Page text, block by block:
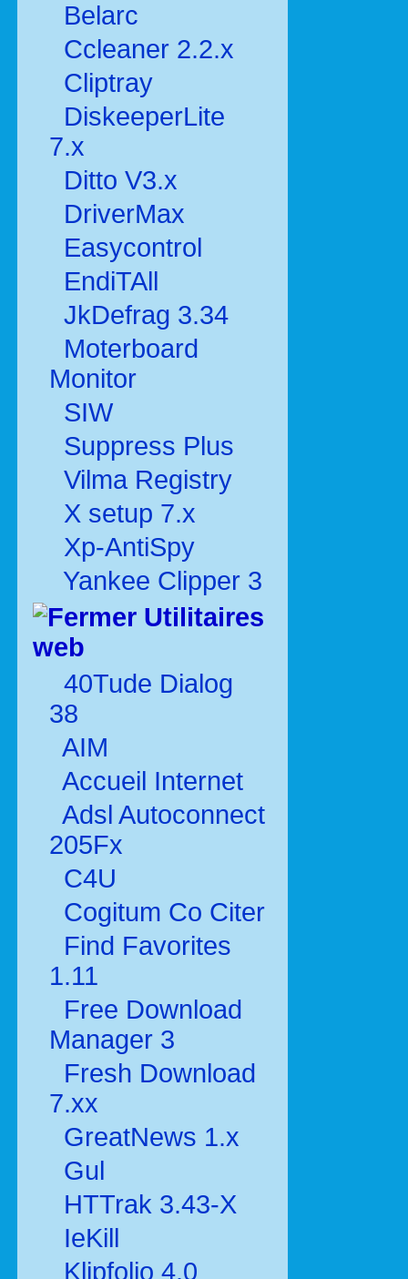
Belarc
Ccleaner 2.2.x
Cliptray
DiskeeperLite
7.x
Ditto V3.x
DriverMax
Easycontrol
EndiTAll
JkDefrag 3.34
Moterboard
Monitor
SIW
Suppress Plus
Vilma Registry
X setup 7.x
Xp-AntiSpy
Yankee Clipper 3
Utilitaires
web
40Tude Dialog
38
AIM
Accueil Internet
Adsl Autoconnect
205Fx
C4U
Cogitum Co Citer
Find Favorites
1.11
Free Download
Manager 3
Fresh Download
7.xx
GreatNews 1.x
Gul
HTTrak 3.43-X
IeKill
Klipfolio 4.0